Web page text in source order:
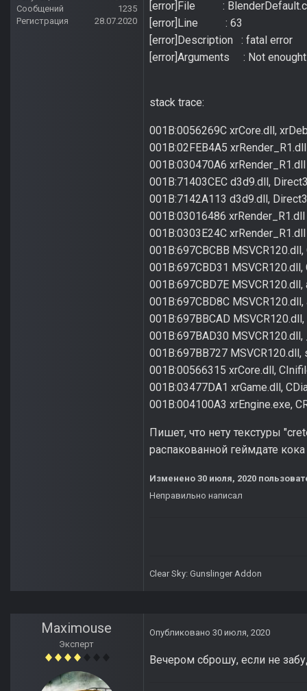
Сообщений
1235
Регистрация
28.07.2020
[error]File :
[error]Line : 63
[error]Description : fatal error
[error]Arguments : Not
stack trace:
001B:0056269C xrCore.dll,
001B:02FEB4A5 xrRender_R1.dll
001B:030470A6 xrRender_R1.dll
001B:71403CEC d3d9.dll,
001B:7142A113 d3d9.dll,
001B:03016486 xrRender_R1.dll
001B:0303E24C xrRender_R1.dll
001B:697CBCBB
001B:697CBD31
001B:697CBD7E
001B:697CBD8C
001B:697BBCAD
001B:697BAD30
001B:697BB727 MSVCR120.dll,
001B:00566315 xrCore.dll,
001B:03477DA1 xrGame.dll,
001B:004100A3 xrEngine.exe,
Пишет, что нету текстуры
распакованной геймдате кока
Изменено 30 июля, 2020
Неправильно написал
Clear Sky: Gunslinger Addon
Maximouse
Эксперт
Опубликовано 30 июля, 2020
Вечером сброшу, если не